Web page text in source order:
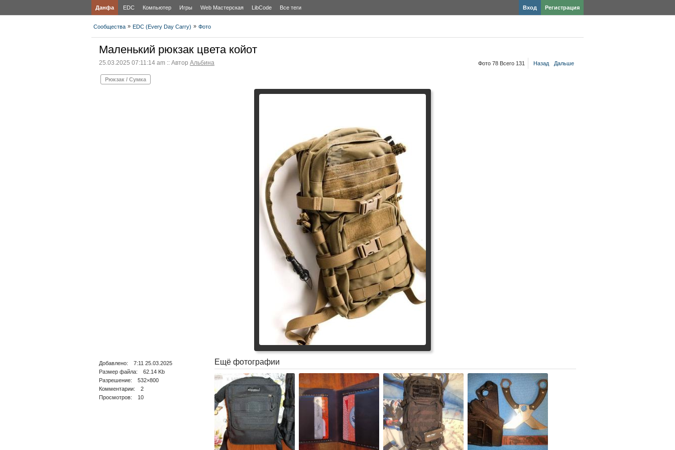
Данфа EDC Компьютер Игры Web Мастерская LibCode Все теги Регистрация
Вход
Сообщества » EDC (Every Day Carry) » Фото
Маленький рюкзак цвета койот
25.03.2025 07:11:14 am :: Автор Альбина
Рюкзак / Сумка
Фото 78 Всего 131 Назад Дальше
Добавлено: 7:11 25.03.2025
Размер файла: 62.14 Kb
Разрешение: 532×800
Комментарии: 2
Просмотров: 10
Ещё фотографии